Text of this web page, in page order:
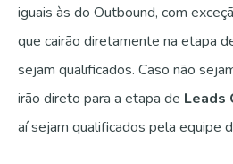
iguais às do Outbound, com
que cairão diretamente na etapa
sejam qualificados. Caso não
irão direto para a etapa de Leads
aí sejam qualificados pela equipe